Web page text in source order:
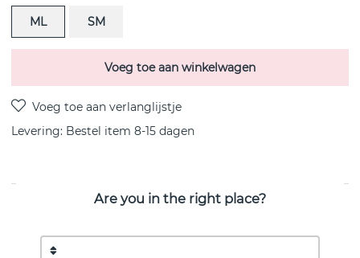
ML SM
Voeg toe aan winkelwagen
Levering: Bestel item 8-15 dagen
PRODUCTOMSCHRIJVING
MERCY HINGED BANGLE sterling zilveren Armbanden
van het Deense Georg Jensen
Are you in the right place?